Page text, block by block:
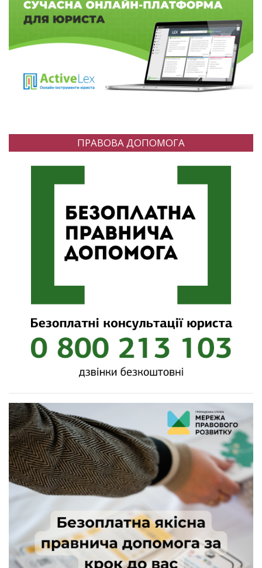
ПРАВОВА ДОПОМОГА